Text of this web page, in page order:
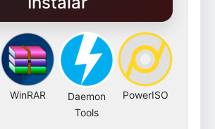
WinRAR
Daemon
Tools
PowerISO